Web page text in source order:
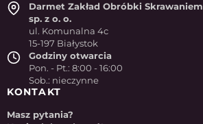
Darmet Zakład Obróbki Skrawaniem
sp. z o. o.
ul. Komunalna 4c
15-197 Białystok
Godziny otwarcia
Pon. - Pt.: 8:00 - 16:00
Sob.: nieczynne
KONTAKT
Masz pytania?